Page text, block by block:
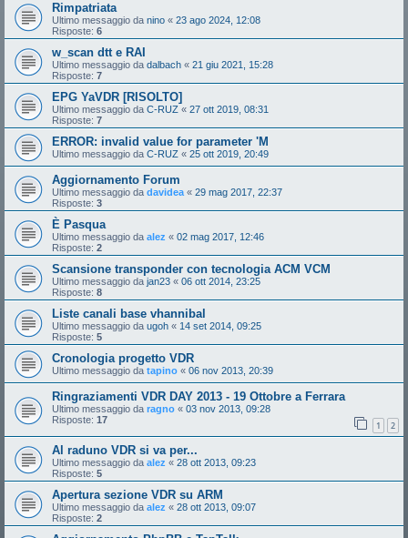
Rimpatriata
Ultimo messaggio da nino « 23 ago 2024, 12:08
Risposte: 6
w_scan dtt e RAI
Ultimo messaggio da dalbach « 21 giu 2021, 15:28
Risposte: 7
EPG YaVDR [RISOLTO]
Ultimo messaggio da C-RUZ « 27 ott 2019, 08:31
Risposte: 7
ERROR: invalid value for parameter 'M
Ultimo messaggio da C-RUZ « 25 ott 2019, 20:49
Aggiornamento Forum
Ultimo messaggio da davidea « 29 mag 2017, 22:37
Risposte: 3
È Pasqua
Ultimo messaggio da alez « 02 mag 2017, 12:46
Risposte: 2
Scansione transponder con tecnologia ACM VCM
Ultimo messaggio da jan23 « 06 ott 2014, 23:25
Risposte: 8
Liste canali base vhannibal
Ultimo messaggio da ugoh « 14 set 2014, 09:25
Risposte: 5
Cronologia progetto VDR
Ultimo messaggio da tapino « 06 nov 2013, 20:39
Ringraziamenti VDR DAY 2013 - 19 Ottobre a Ferrara
Ultimo messaggio da ragno « 03 nov 2013, 09:28
Risposte: 17 1 2
Al raduno VDR si va per...
Ultimo messaggio da alez « 28 ott 2013, 09:23
Risposte: 5
Apertura sezione VDR su ARM
Ultimo messaggio da alez « 28 ott 2013, 09:07
Risposte: 2